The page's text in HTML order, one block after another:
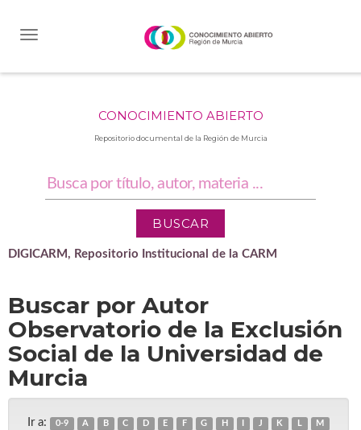
CONOCIMIENTO ABIERTO
Repositorio documental de la Región de Murcia
DIGICARM, Repositorio Institucional de la CARM
Buscar por Autor
Observatorio de la Exclusión
Social de la Universidad de
Murcia
Ir a: 0-9 A B C D E F G H J K L
M